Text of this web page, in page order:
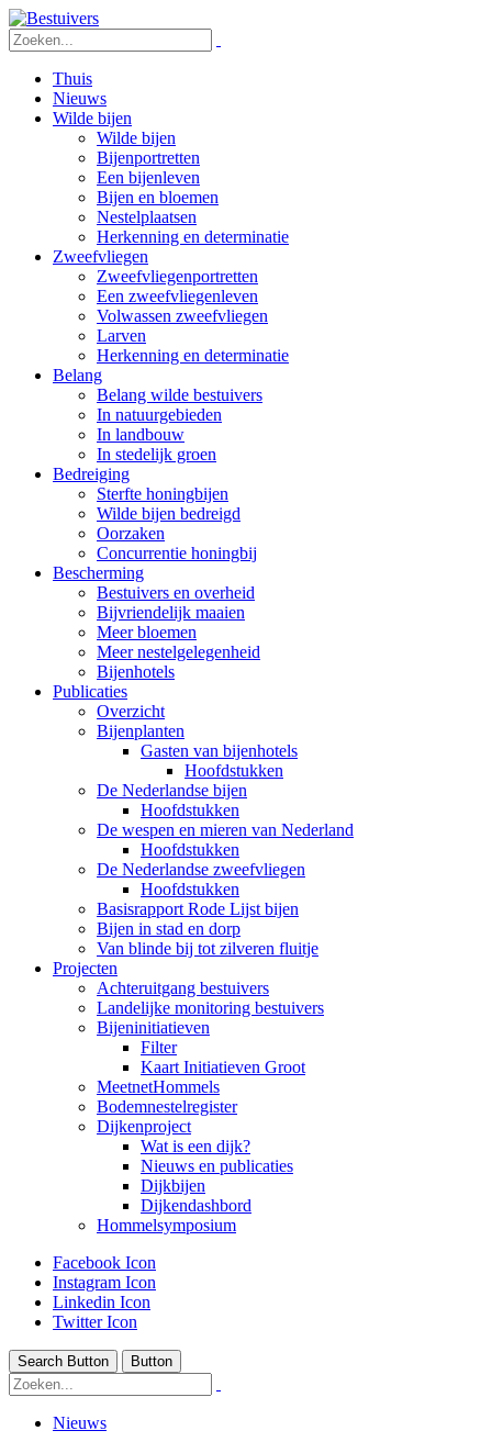
Thuis
Nieuws
Wilde bijen
Wilde bijen
Bijenportretten
Een bijenleven
Bijen en bloemen
Nestelplaatsen
Herkenning en determinatie
Zweefvliegen
Zweefvliegenportretten
Een zweefvliegenleven
Volwassen zweefvliegen
Larven
Herkenning en determinatie
Belang
Belang wilde bestuivers
In natuurgebieden
In landbouw
In stedelijk groen
Bedreiging
Sterfte honingbijen
Wilde bijen bedreigd
Oorzaken
Concurrentie honingbij
Bescherming
Bestuivers en overheid
Bijvriendelijk maaien
Meer bloemen
Meer nestelgelegenheid
Bijenhotels
Publicaties
Overzicht
Bijenplanten
Gasten van bijenhotels
Hoofdstukken
De Nederlandse bijen
Hoofdstukken
De wespen en mieren van Nederland
Hoofdstukken
De Nederlandse zweefvliegen
Hoofdstukken
Basisrapport Rode Lijst bijen
Bijen in stad en dorp
Van blinde bij tot zilveren fluitje
Projecten
Achteruitgang bestuivers
Landelijke monitoring bestuivers
Bijeninitiatieven
Filter
Kaart Initiatieven Groot
MeetnetHommels
Bodemnestelregister
Dijkenproject
Wat is een dijk?
Nieuws en publicaties
Dijkbijen
Dijkendashbord
Hommelsymposium
Facebook Icon
Instagram Icon
Linkedin Icon
Twitter Icon
Search Button Button
Nieuws